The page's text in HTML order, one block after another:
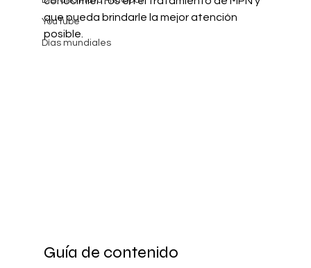
YouTube
Días mundiales
que pueda brindarle la mejor atención
posible.
Guía de contenido